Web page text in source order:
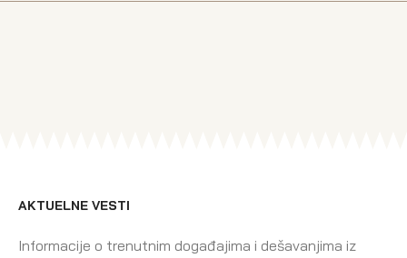
AKTUELNE VESTI
Informacije o trenutnim događajima i dešavanjima iz